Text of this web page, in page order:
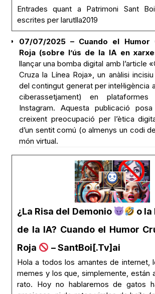
Entrades quant a Patrimoni Sant
escrites per larutlla2019
07/07/2025 – Cuando el Humor
Roja (sobre l’ús de la IA en
llançar una bomba digital amb l’article
Cruza la Línea Roja», un anàlisi
del contingut generat per intel·ligència
ciberassetjament) en
Instagram. Aquesta publicació
creixent preocupació per l’ètica
d’un sentit comú (o almenys un codi
món virtual.
¿La Risa del Demonio
o la
de la IA? Cuando el Humor
Roja
– SantBoi[.Tv]ai
Hola a todos los amantes de internet,
memes y los que, simplemente, están
rato. Hoy no hablaremos de gatos